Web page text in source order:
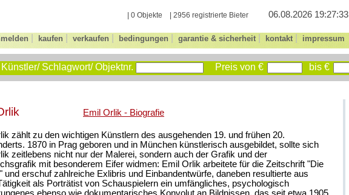
| 0 Objekte | 2956 registrierte Bieter 06.08.2026 19:27:33
kaufen verkaufen bedingungen garantie & sicherheit kontakt impressum
Künstler/ Schlagwort/ Objektnr. Preis von € bis €
Emil Orlik - Biografie
zählt zu den wichtigen Künstlern des ausgehenden 19. und frühen 20.
1870 in Prag geboren und in München künstlerisch ausgebildet, sollte sich
zeitlebens nicht nur der Malerei, sondern auch der Grafik und der
mit besonderem Eifer widmen: Emil Orlik arbeitete für die Zeitschrift "Die
und erschuf zahlreiche Exlibris und Einbandentwürfe, daneben resultierte aus
als Porträtist von Schauspielern ein umfängliches, psychologisch
ebenso wie dokumentarisches Konvolut an Bildnissen, das seit etwa 1905